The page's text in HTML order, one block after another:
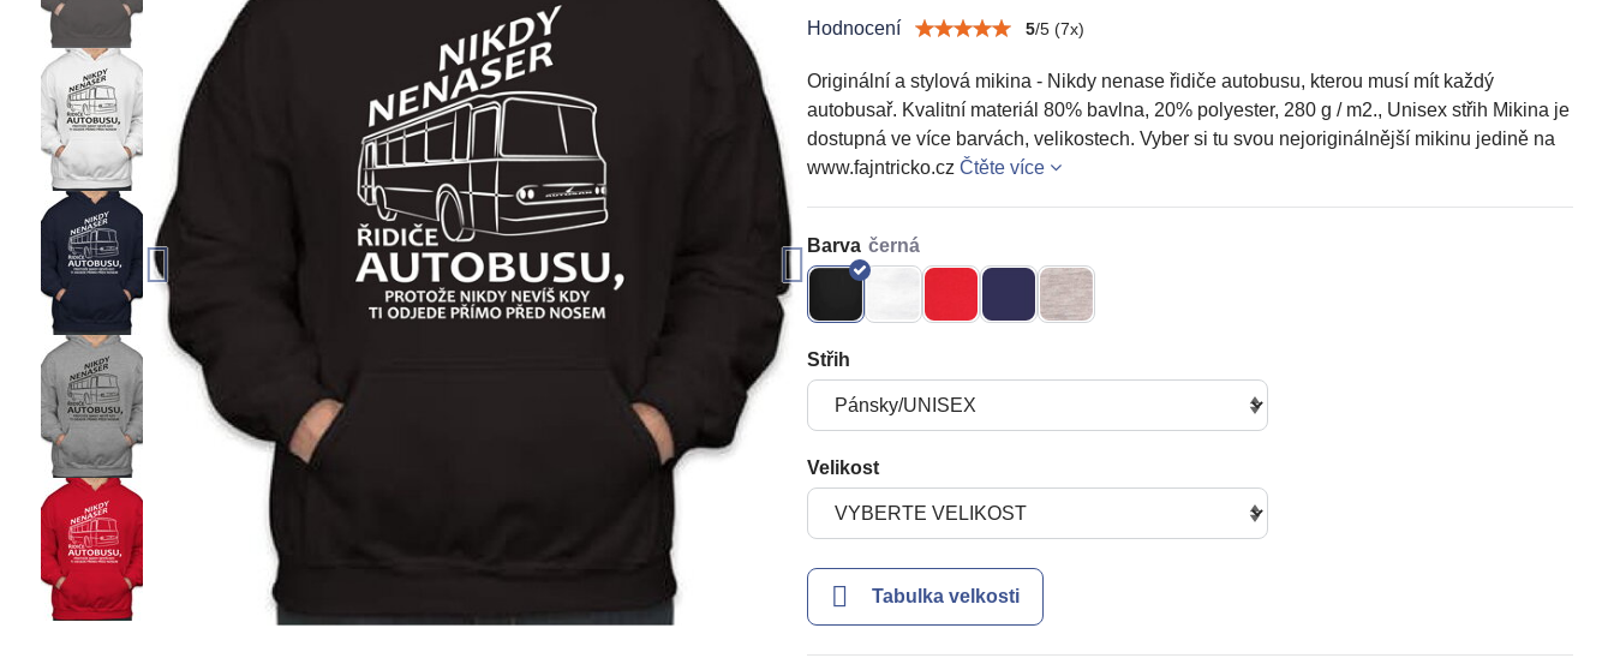
Hodnocení 5/5(7x)
Originální a stylová mikina - Nikdy nenase řidiče autobusu, kterou musí mít každý
autobusař. Kvalitní materiál 80% bavlna, 20% polyester, 280 g / m2., Unisex střih Mikina je
dostupná ve více barvách, velikostech. Vyber si tu svou nejoriginálnější mikinu jedině na
www.fajntricko.cz Čtěte více
Barva
Střih
Velikost
Tabulka velkosti